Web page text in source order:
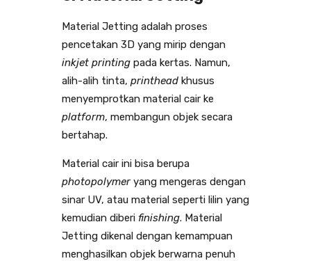
Material Jetting adalah proses
pencetakan 3D yang mirip dengan
inkjet printing pada kertas. Namun,
alih-alih tinta, printhead khusus
menyemprotkan material cair ke
platform, membangun objek secara
bertahap.
Material cair ini bisa berupa
photopolymer yang mengeras dengan
sinar UV, atau material seperti lilin yang
kemudian diberi finishing. Material
Jetting dikenal dengan kemampuan
menghasilkan objek berwarna penuh